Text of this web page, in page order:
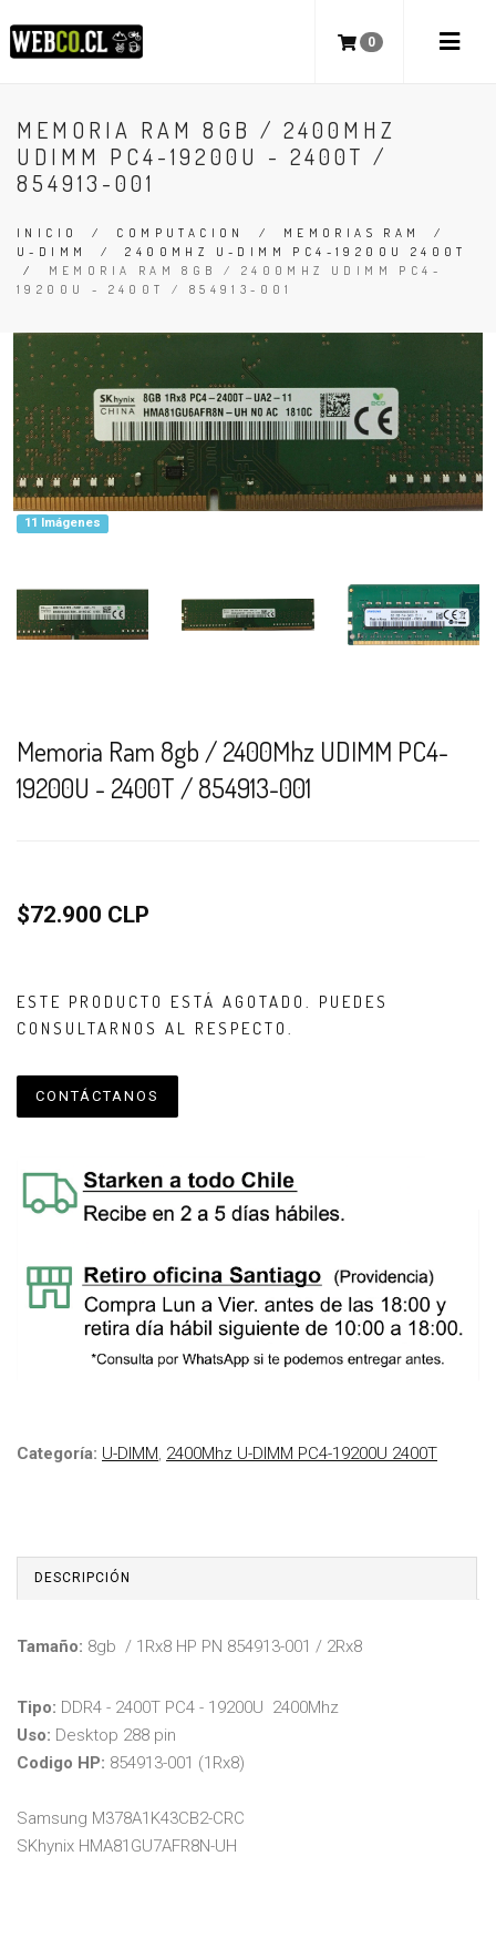
0
MEMORIA RAM 8GB / 2400MHZ
UDIMM PC4-19200U - 2400T /
854913-001
INICIO / COMPUTACION / MEMORIAS RAM
/
U-DIMM
/2400MHZ U-DIMM PC4-19200U 2400T
/ MEMORIA RAM 8GB / 2400MHZ UDIMM PC4-
19200U - 2400T / 854913-001
11 Imágenes
Memoria Ram 8gb / 2400Mhz UDIMM PC4-
19200U - 2400T / 854913-001
$72.900 CLP
ESTE PRODUCTO ESTÁ AGOTADO. PUEDES
CONSULTARNOS AL RESPECTO.
CONTÁCTANOS
Categoría: U-DIMM, 2400Mhz U-DIMM PC4-19200U 2400T
DESCRIPCIÓN
Tamaño: 8gb / 1Rx8 HP PN 854913-001 / 2Rx8
Tipo: DDR4 - 2400T PC4 - 19200U 2400Mhz
Uso: Desktop 288 pin
Codigo HP: 854913-001 (1Rx8)
Samsung M378A1K43CB2-CRC
SKhynix HMA81GU7AFR8N-UH